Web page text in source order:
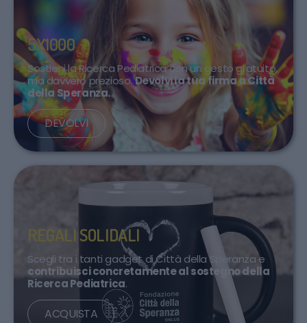
5X1000
Sostieni la Ricerca Pediatrica con un gesto gratuito,
ma davvero prezioso.Devolvi la tua firma a Città
della Speranza.
DEVOLVI
REGALI SOLIDALI
Scegli tra i tanti gadget di Città della Speranza e
contribuisci concretamente al sostegno della
Ricerca Pediatrica.
ACQUISTA